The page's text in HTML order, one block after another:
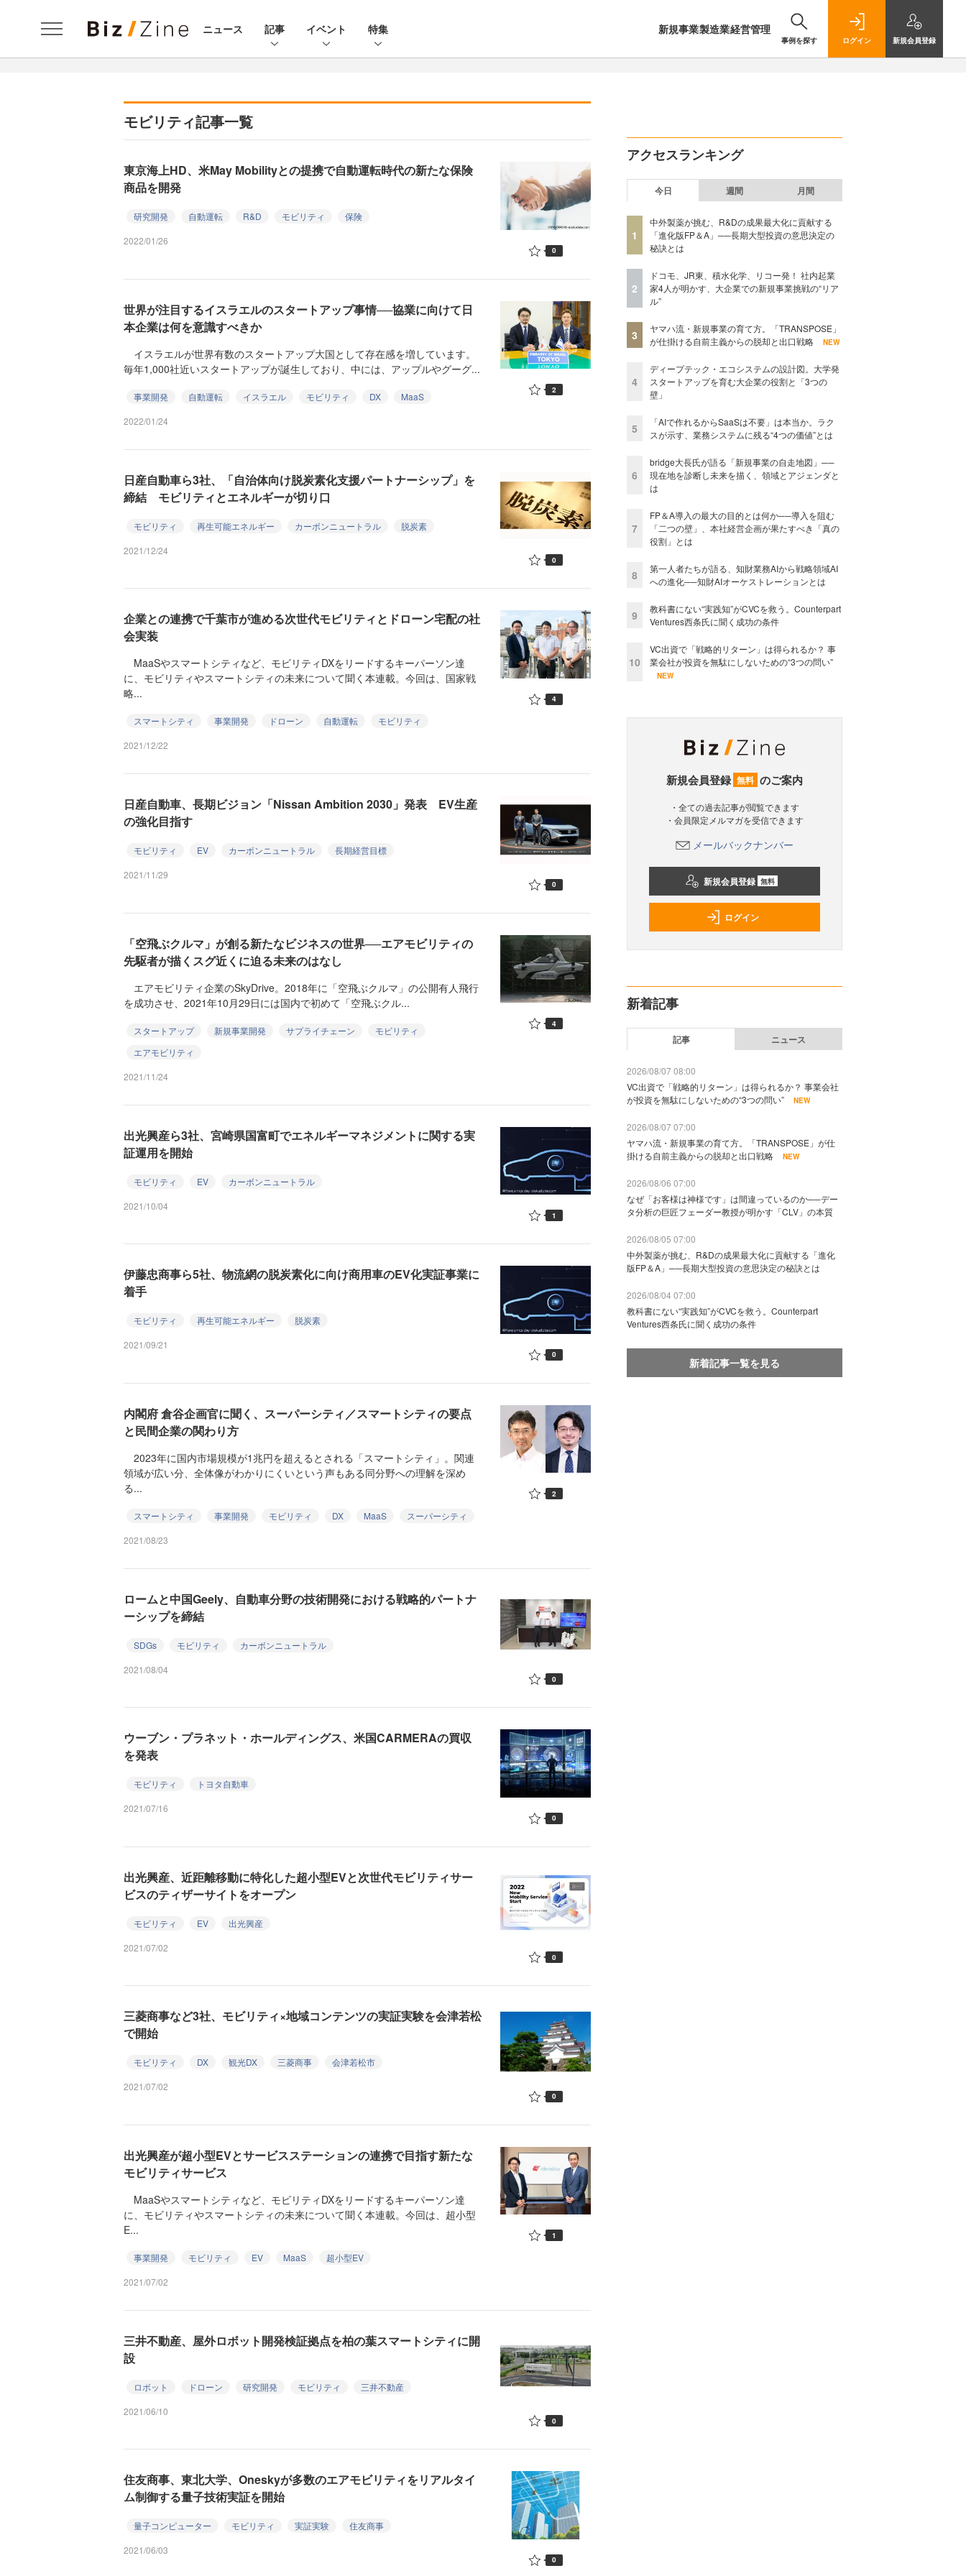
ニュース 記事 イベント 特集 新規事業製造業経営管理
事例を探す ログイン 新規会員登録
モビリティ記事一覧
東京海上HD、米May Mobilityとの提携で自動運転時代の新たな保険
商品を開発
研究開発 自動運転 R&D モビリティ
保険
2022/01/26
0
世界が注目するイスラエルのスタートアップ事情──協業に向けて日
本企業は何を意識すべきか
イスラエルが世界有数のスタートアップ大国として存在感を増しています。
毎年1,000社近いスタートアップが誕生しており、中には、アップルやグーグ...
事業開発 自動運転 イスラエル モビリティ DX
MaaS
2022/01/24
2
日産自動車ら3社、「自治体向け脱炭素化支援パートナーシップ」を
締結 モビリティとエネルギーが切り口
モビリティ 再生可能エネルギー カーボンニュートラル
脱炭素
2021/12/24
0
企業との連携で千葉市が進める次世代モビリティとドローン宅配の社
会実装
MaaSやスマートシティなど、モビリティDXをリードするキーパーソン達
に、モビリティやスマートシティの未来について聞く本連載。今回は、国家戦
略...
スマートシティ 事業開発 ドローン 自動運転
モビリティ
2021/12/22
4
日産自動車、長期ビジョン「Nissan Ambition 2030」発表 EV生産
の強化目指す
モビリティ EV カーボンニュートラル
長期経営目標
2021/11/29
0
「空飛ぶクルマ」が創る新たなビジネスの世界──エアモビリティの
先駆者が描くスグ近くに迫る未来のはなし
エアモビリティ企業のSkyDrive。2018年に「空飛ぶクルマ」の公開有人飛行
を成功させ、2021年10月29日には国内で初めて「空飛ぶクル...
スタートアップ 新規事業開発 サプライチェーン
モビリティ
エアモビリティ
2021/11/24
4
出光興産ら3社、宮崎県国富町でエネルギーマネジメントに関する実
証運用を開始
モビリティ EV
カーボンニュートラル
2021/10/04
1
伊藤忠商事ら5社、物流網の脱炭素化に向け商用車のEV化実証事業に
着手
モビリティ 再生可能エネルギー
脱炭素
2021/09/21
0
内閣府 倉谷企画官に聞く、スーパーシティ／スマートシティの要点
と民間企業の関わり方
2023年に国内市場規模が1兆円を超えるとされる「スマートシティ」。関連
領域が広い分、全体像がわかりにくいという声もある同分野への理解を深め
る...
スマートシティ 事業開発 モビリティ DX MaaS
スーパーシティ
2021/08/23
2
ロームと中国Geely、自動車分野の技術開発における戦略的パートナ
ーシップを締結
SDGs モビリティ
カーボンニュートラル
2021/08/04
0
ウーブン・プラネット・ホールディングス、米国CARMERAの買収
を発表
モビリティ
トヨタ自動車
2021/07/16
0
出光興産、近距離移動に特化した超小型EVと次世代モビリティサー
ビスのティザーサイトをオープン
モビリティ EV
出光興産
2021/07/02
0
三菱商事など3社、モビリティ×地域コンテンツの実証実験を会津若松
で開始
モビリティ DX 観光DX 三菱商事
会津若松市
2021/07/02
0
出光興産が超小型EVとサービスステーションの連携で目指す新たな
モビリティサービス
MaaSやスマートシティなど、モビリティDXをリードするキーパーソン達
に、モビリティやスマートシティの未来について聞く本連載。今回は、超小型
E...
事業開発 モビリティ EV MaaS
超小型EV
2021/07/02
1
三井不動産、屋外ロボット開発検証拠点を柏の葉スマートシティに開
設
ロボット ドローン 研究開発 モビリティ
三井不動産
2021/06/10
0
住友商事、東北大学、Oneskyが多数のエアモビリティをリアルタイ
ム制御する量子技術実証を開始
量子コンピューター モビリティ 実証実験
住友商事
2021/06/03
0
アクセスランキング
今日 週間 月間
1
中外製薬が挑む、R&Dの成果最大化に貢献する
「進化版FP＆A」──長期大型投資の意思決定の
秘訣とは
2
ドコモ、JR東、積水化学、リコー発！ 社内起業
家4人が明かす、大企業での新規事業挑戦の“リア
ル”
3
ヤマハ流・新規事業の育て方。「TRANSPOSE」
が仕掛ける自前主義からの脱却と出口戦略
NEW
4
ディープテック・エコシステムの設計図。大学発
スタートアップを育む大企業の役割と「3つの
壁」
5
「AIで作れるからSaaSは不要」は本当か。ラク
スが示す、業務システムに残る“4つの価値”とは
6
bridge大長氏が語る「新規事業の自走地図」──
現在地を診断し未来を描く、領域とアジェンダと
は
7
FP＆A導入の最大の目的とは何か──導入を阻む
「二つの壁」、本社経営企画が果たすべき「真の
役割」とは
8
第一人者たちが語る、知財業務AIから戦略領域AI
への進化──知財AIオーケストレーションとは
9
教科書にない“実践知”がCVCを救う。Counterpart
Ventures西条氏に聞く成功の条件
10
VC出資で「戦略的リターン」は得られるか？ 事
業会社が投資を無駄にしないための“3つの問い”
NEW
新規会員登録 無料 のご案内
・全ての過去記事が閲覧できます
・会員限定メルマガを受信できます
メールバックナンバー
新規会員登録 無料
ログイン
新着記事
記事 ニュース
2026/08/07 08:00
VC出資で「戦略的リターン」は得られるか？ 事業会社
が投資を無駄にしないための“3つの問い”
NEW
2026/08/07 07:00
ヤマハ流・新規事業の育て方。「TRANSPOSE」が仕
掛ける自前主義からの脱却と出口戦略
NEW
2026/08/06 07:00
なぜ「お客様は神様です」は間違っているのか──デー
タ分析の巨匠フェーダー教授が明かす「CLV」の本質
2026/08/05 07:00
中外製薬が挑む、R&Dの成果最大化に貢献する「進化
版FP＆A」──長期大型投資の意思決定の秘訣とは
2026/08/04 07:00
教科書にない“実践知”がCVCを救う。Counterpart
Ventures西条氏に聞く成功の条件
新着記事一覧を見る